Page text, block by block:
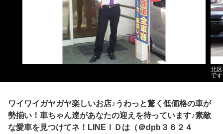
北
で
ワイワイガヤガヤ楽しいお店♪うわっと驚く低価格の車が
勢揃い！車ちゃん達があなたの迎えを待っています♪素敵
な愛車を見つけてネ！LINEＩＤは（＠dpb３６２４